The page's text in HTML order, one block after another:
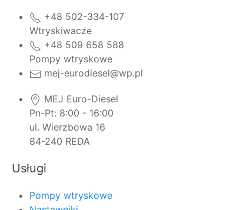
+48 502-334-107
Wtryskiwacze
+48 509 658 588
Pompy wtryskowe
mej-eurodiesel@wp.pl
MEJ Euro-Diesel
Pn-Pt: 8:00 - 16:00
ul. Wierzbowa 16
84-240 REDA
Usługi
Pompy wtryskowe